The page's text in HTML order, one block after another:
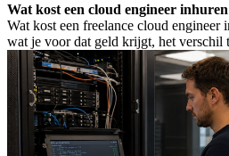
Wat kost een cloud engineer
Wat kost een freelance cloud engineer
wat je voor dat geld krijgt, het verschil
hoe je Wet DBA-risico voorkomt.